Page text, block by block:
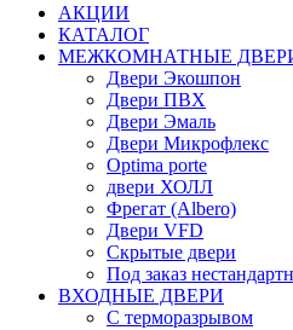
АКЦИИ
КАТАЛОГ
МЕЖКОМНАТНЫЕ
Двери Экошпон
Двери ПВХ
Двери Эмаль
Двери Микрофлекс
Optima porte
двери ХОЛЛ
Фрегат (Albero)
Двери VFD
Скрытые двери
Под заказ
ВХОДНЫЕ ДВЕРИ
С терморазрывом